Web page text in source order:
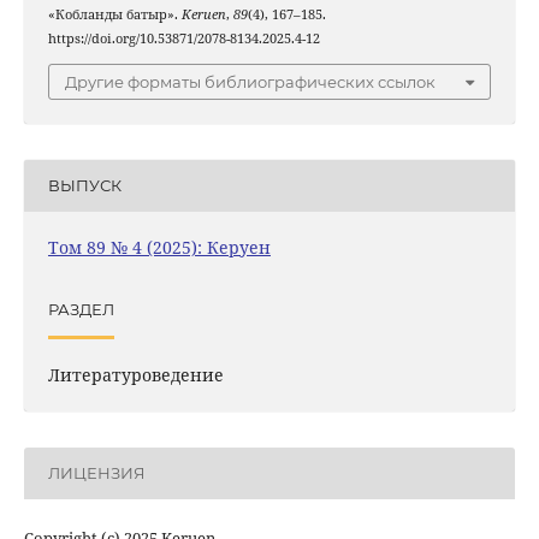
«Кобланды батыр». Keruen, 89(4), 167–185.
https://doi.org/10.53871/2078-8134.2025.4-12
Другие форматы библиографических ссылок
ВЫПУСК
Том 89 № 4 (2025): Керуен
РАЗДЕЛ
Литературоведение
ЛИЦЕНЗИЯ